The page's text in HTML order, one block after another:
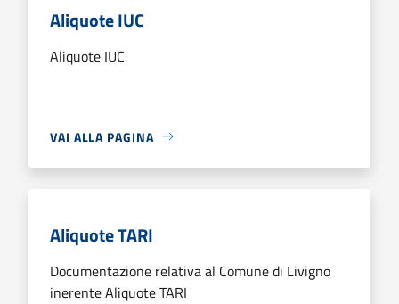
Aliquote IUC
Aliquote IUC
VAI ALLA PAGINA
Aliquote TARI
Documentazione relativa al Comune di Livigno
inerente Aliquote TARI